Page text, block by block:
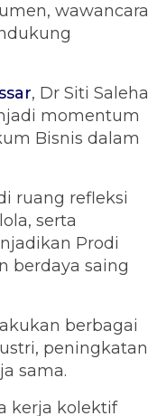
wawancara
, Dr Siti Saleha
momentum
Bisnis dalam
ruang refleksi
serta
Prodi
berdaya saing
berbagai
peningkatan
sama.
kerja kolektif